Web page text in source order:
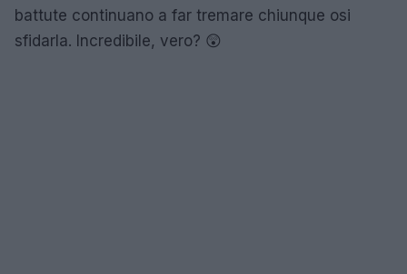
battute continuano a far tremare chiunque osi
sfidarla. Incredibile, vero? 😲